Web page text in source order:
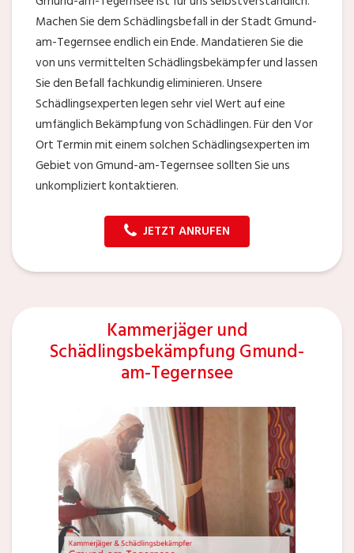
Machen Sie dem Schädlingsbefall in der Stadt Gmund-
am-Tegernsee endlich ein Ende. Mandatieren Sie die
von uns vermittelten Schädlingsbekämpfer und lassen
Sie den Befall fachkundig eliminieren. Unsere
Schädlingsexperten legen sehr viel Wert auf eine
umfänglich Bekämpfung von Schädlingen. Für den Vor
Ort Termin mit einem solchen Schädlingsexperten im
Gebiet von Gmund-am-Tegernsee sollten Sie uns
unkompliziert kontaktieren.
JETZT ANRUFEN
Kammerjäger und
Schädlingsbekämpfung Gmund-
am-Tegernsee